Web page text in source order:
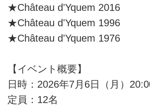
★Château d'Yquem 2016
★Château d'Yquem 1996
★Château d'Yquem 1976
【イベント概要】
日時：2026年7月6日（月）
定員：12名